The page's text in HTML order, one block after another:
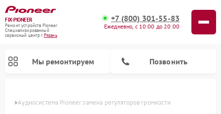
FIX-PIONEER
Ремонт устройств Pioneer
Специализированный
cервисный центр г.Рязань
+7 (800) 301-55-83
Ежедневно, с 10:00 до 20:00
Мы ремонтируем Позвонить
Аудиосистема Pioneer замена регуляторов громкости